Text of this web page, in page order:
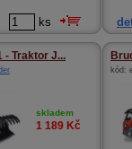
ks
- Traktor J...
skladem
1 189 Kč
kód: